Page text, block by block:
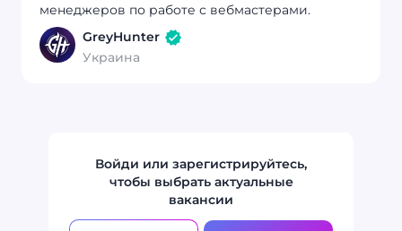
менеджеров по работе с вебмастерами.
GreyHunter
Украина
Войди или зарегистрируйтесь,
чтобы выбрать актуальные
вакансии